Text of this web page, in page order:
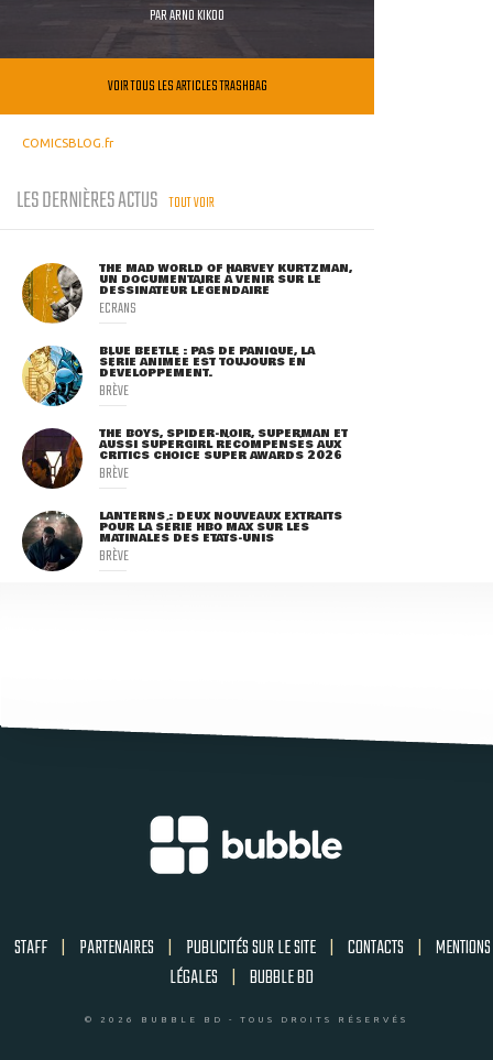
PARARNO KIKOO
VOIR TOUS LES ARTICLES TRASHBAG
COMICSBLOG.fr
LES DERNIÈRES ACTUS TOUT VOIR
THE MAD WORLD OF HARVEY KURTZMAN,
UN DOCUMENTAIRE À VENIR SUR LE
DESSINATEUR LÉGENDAIRE
ECRANS
BLUE BEETLE : PAS DE PANIQUE, LA
SÉRIE ANIMÉE EST TOUJOURS EN
DÉVELOPPEMENT.
BRÈVE
THE BOYS, SPIDER-NOIR, SUPERMAN ET
AUSSI SUPERGIRL RÉCOMPENSÉS AUX
CRITICS CHOICE SUPER AWARDS 2026
BRÈVE
LANTERNS : DEUX NOUVEAUX EXTRAITS
POUR LA SÉRIE HBO MAX SUR LES
MATINALES DES ETATS-UNIS
BRÈVE
STAFF | PARTENAIRES | PUBLICITÉS SUR LE SITE | CONTACTS | MENTIONS
LÉGALES | BUBBLE BD
© 2026 BUBBLE BD - TOUS DROITS RÉSERVÉS